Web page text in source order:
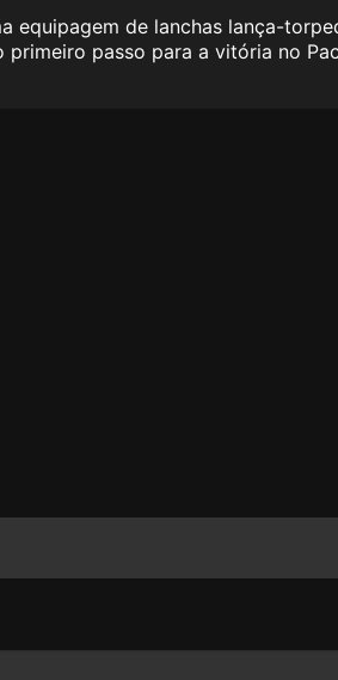
equipagem de lanchas lança-
primeiro passo para a vitória no